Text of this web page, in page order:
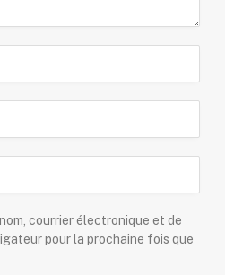
courrier électronique et de
pour la prochaine fois que